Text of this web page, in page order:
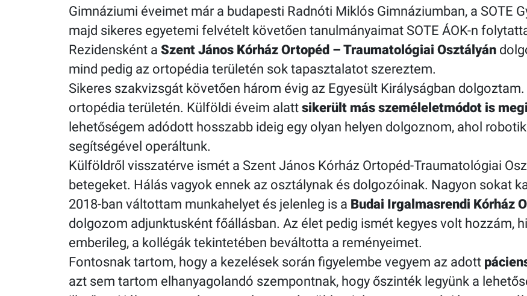
Gimnáziumi éveimet már a budapesti Radnóti Miklós Gimnáziumban, a SOTE
majd sikeres egyetemi felvételt követően tanulmányaimat SOTE ÁOK-n
Rezidensként a Szent János Kórház Ortopéd – Traumatológiai Osztályán
mind pedig az ortopédia területén sok tapasztalatot szereztem.
Sikeres szakvizsgát követően három évig az Egyesült Királyságban
ortopédia területén. Külföldi éveim alatt sikerült más személeletmódot is
lehetőségem adódott hosszabb ideig egy olyan helyen dolgoznom, ahol
segítségével operáltunk.
Külföldről visszatérve ismét a Szent János Kórház Ortopéd-Traumatológiai
betegeket. Hálás vagyok ennek az osztálynak és dolgozóinak. Nagyon sokat
2018-ban váltottam munkahelyet és jelenleg is a Budai Irgalmasrendi Kórház
dolgozom adjunktusként főállásban. Az élet pedig ismét kegyes volt hozzám,
emberileg, a kollégák tekintetében beváltotta a reményeimet.
Fontosnak tartom, hogy a kezelések során figyelembe vegyem az adott
azt sem tartom elhanyagolandó szempontnak, hogy őszinték legyünk a